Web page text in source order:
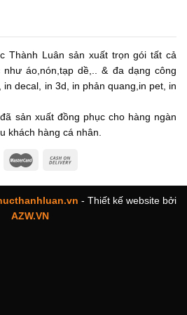
Thành Luân sản xuất trọn gói tất cả
áo,nón,tạp dề,.. & đa dạng công
decal, in 3d, in phản quang,in pet, in
sản xuất đồng phục cho hàng ngàn
khách hàng cá nhân.
- Thiết kế website bởi
AZW.VN